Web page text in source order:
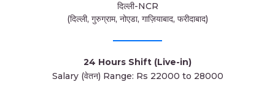
दिल्ली-NCR
(दिल्ली, गुरुग्राम, नोएडा, गाज़ियाबाद, फरीदाबाद)
24 Hours Shift (Live-in)
Salary (वेतन) Range: Rs 22000 to 28000